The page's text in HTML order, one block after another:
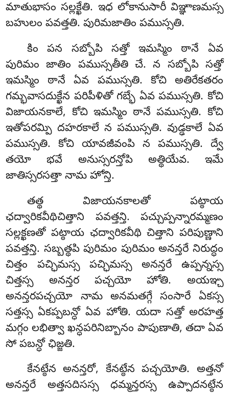
మాతుభాసం సల్లక్ఖేతి. ఇధ లోకానుసారీ విఞ్ఞాణమస్స
బహులం పవత్తతి. పురిమజాతిం పముస్సతి.
కిం పన సబ్బోపి సత్తో ఇమస్మిం ఠానే ఏవ
పురిమం జాతిం పముస్సతీతి చే. న సబ్బోపి సత్తో
ఇమస్మిం ఠానే ఏవ పముస్సతి. కోచి అతిరేకతరం
గమ్భవాసదుక్ఖేన పరిపీళితో గబ్భే ఏవ పముస్సతి. కోచి
విజాయనకాలే, కోచి ఇమస్మిం ఠానే పముస్సతి. కోచి
ఇతోపరమ్పి దహరకాలే న పముస్సతి. వుడ్ఢకాలే ఏవ
పముస్సతి. కోచి యావజీవంపి న పముస్సతి. ద్వే
తయో భవే అనుస్సరన్తోపి అత్థియేవ. ఇమే
జాతిస్సరసత్తా నామ హోన్తి.
తత్థ విజాయనకాలతో పట్ఠాయ
ఛద్వారికవీథిచిత్తాని పవత్తన్తి. పచ్చుప్పన్నారమ్మణం
సల్లక్ఖణతో పట్ఠాయ ఛద్వారికవీథి చిత్తాని పరిపుణ్ణాని
పవత్తన్తి. సబ్బత్థపి పురిమం పురిమం అనన్తరే నిరుద్ధం
చిత్తం పచ్ఛిమస్స పచ్ఛిమస్స అనన్తరే ఉప్పన్నస్స
చిత్తస్స అనన్తర పచ్చయో హోతి. అయఞ్చ
అనన్తరపచ్చయో నామ అనమతగ్గే సంసారే ఏకస్స
సత్తస్స ఏకప్పబన్ధో ఏవ హోతి. యదా సత్తో అరహత్త
మగ్గం లభిత్వా ఖన్ధపరినిబ్బానం పాపుణాతి, తదా ఏవ
సో పబన్ధో ఛిజ్జతి.
కేనట్ఠేన అనన్తరో, కేనట్ఠేన పచ్చయోతి. అత్తనో
అనన్తరే అత్తసదిసస్స ధమ్మన్తరస్స ఉప్పాదనట్ఠేన